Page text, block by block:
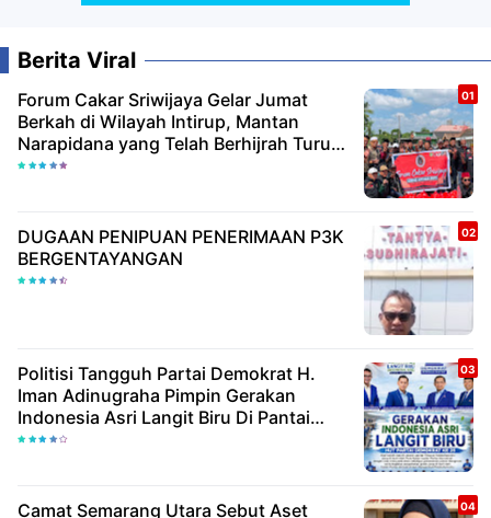
Berita Viral
Forum Cakar Sriwijaya Gelar Jumat
Berkah di Wilayah Intirup, Mantan
Narapidana yang Telah Berhijrah Turut
Berbagi Kebaikan
DUGAAN PENIPUAN PENERIMAAN P3K
BERGENTAYANGAN
Politisi Tangguh Partai Demokrat H.
Iman Adinugraha Pimpin Gerakan
Indonesia Asri Langit Biru Di Pantai
Citepus
Camat Semarang Utara Sebut Aset